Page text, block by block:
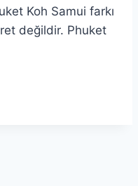
Koh Samui farkı
değildir. Phuket